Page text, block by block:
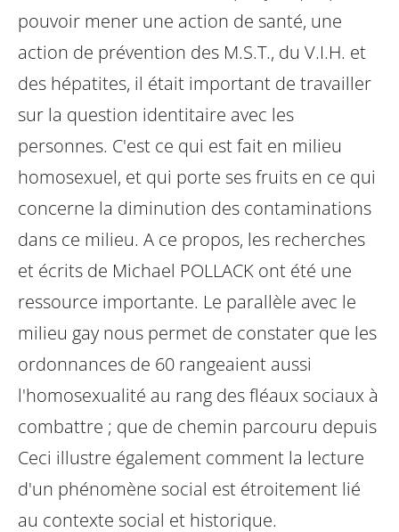
pouvoir mener une action de santé, une
action de prévention des M.S.T., du V.I.H. et
des hépatites, il était important de travailler
sur la question identitaire avec les
personnes. C'est ce qui est fait en milieu
homosexuel, et qui porte ses fruits en ce qui
concerne la diminution des contaminations
dans ce milieu. A ce propos, les recherches
et écrits de Michael POLLACK ont été une
ressource importante. Le parallèle avec le
milieu gay nous permet de constater que les
ordonnances de 60 rangeaient aussi
l'homosexualité au rang des fléaux sociaux à
combattre ; que de chemin parcouru depuis
Ceci illustre également comment la lecture
d'un phénomène social est étroitement lié
au contexte social et historique.